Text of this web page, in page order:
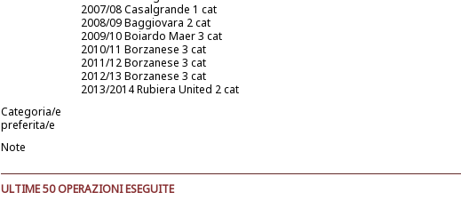
2007/08 Casalgrande 1 cat
2008/09 Baggiovara 2 cat
2009/10 Boiardo Maer 3 cat
2010/11 Borzanese 3 cat
2011/12 Borzanese 3 cat
2012/13 Borzanese 3 cat
2013/2014 Rubiera United 2 cat
Categoria/e
preferita/e
Note
ULTIME 50 OPERAZIONI ESEGUITE